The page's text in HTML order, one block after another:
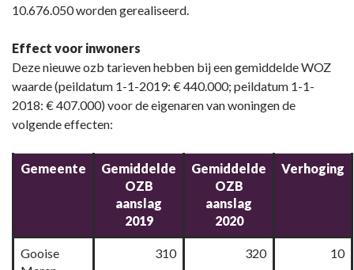
10.676.050 worden gerealiseerd.
Effect voor inwoners
Deze nieuwe ozb tarieven hebben bij een gemiddelde WOZ
waarde (peildatum 1-1-2019: € 440.000; peildatum 1-1-
2018: € 407.000) voor de eigenaren van woningen de
volgende effecten:
Gemeente
Gemiddelde
OZB
aanslag
2019
Gemiddelde
OZB
aanslag
2020
Verhoging
Gooise
310 320 10